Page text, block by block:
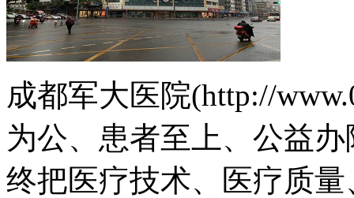
成都军大医院(http://
为公、患者至上、公益
终把医疗技术、医疗质